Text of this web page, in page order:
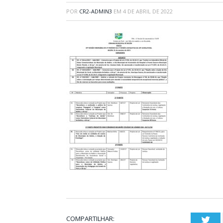
POR CR2-ADMIN3 EM 4 DE ABRIL DE 2022
COMPARTILHAR: